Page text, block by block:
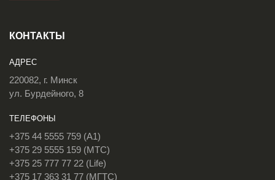
КОНТАКТЫ
АДРЕС
220082, г. Минск
ул. Бурдейного, 8
ТЕЛЕФОНЫ
+375 44 5555 759 (A1)
+375 29 5555 159 (МТС)
+375 25 777 77 22 (Life)
+375 17 363 31 77 (МГТС)